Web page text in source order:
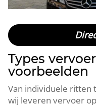
Types
voorbeelden
Van individuele ritten
wij leveren vervoer